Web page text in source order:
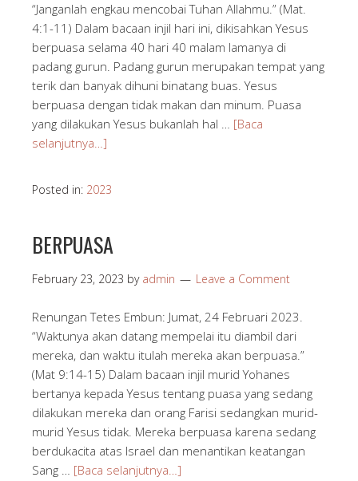
“Janganlah engkau mencobai Tuhan Allahmu.” (Mat.
4:1-11) Dalam bacaan injil hari ini, dikisahkan Yesus
berpuasa selama 40 hari 40 malam lamanya di
padang gurun. Padang gurun merupakan tempat yang
terik dan banyak dihuni binatang buas. Yesus
berpuasa dengan tidak makan dan minum. Puasa
yang dilakukan Yesus bukanlah hal … [Baca
selanjutnya…]
Posted in: 2023
BERPUASA
February 23, 2023 by admin Leave a Comment
Renungan Tetes Embun: Jumat, 24 Februari 2023.
“Waktunya akan datang mempelai itu diambil dari
mereka, dan waktu itulah mereka akan berpuasa.”
(Mat 9:14-15) Dalam bacaan injil murid Yohanes
bertanya kepada Yesus tentang puasa yang sedang
dilakukan mereka dan orang Farisi sedangkan murid-
murid Yesus tidak. Mereka berpuasa karena sedang
berdukacita atas Israel dan menantikan keatangan
Sang … [Baca selanjutnya…]